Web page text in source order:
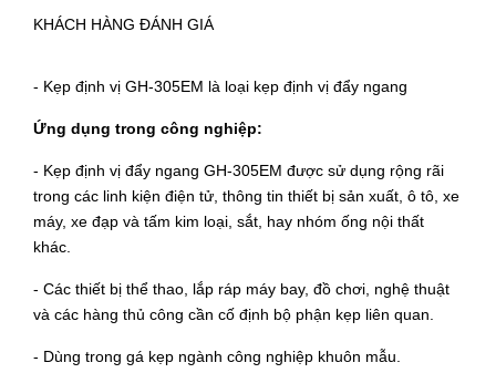
KHÁCH HÀNG ĐÁNH GIÁ
- Kẹp định vị GH-305EM là loại kẹp định vị đẩy ngang
Ứng dụng trong công nghiệp:
- Kẹp định vị đẩy ngang GH-305EM được sử dụng rộng rãi
trong các linh kiện điện tử, thông tin thiết bị sản xuất, ô tô, xe
máy, xe đạp và tấm kim loại, sắt, hay nhóm ống nội thất
khác.
- Các thiết bị thể thao, lắp ráp máy bay, đồ chơi, nghệ thuật
và các hàng thủ công cần cố định bộ phận kẹp liên quan.
- Dùng trong gá kẹp ngành công nghiệp khuôn mẫu.